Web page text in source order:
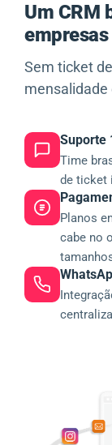
Um CRM
Sem ticket
mensalidade
Suporte
Time
de ticket
Planos
cabe no